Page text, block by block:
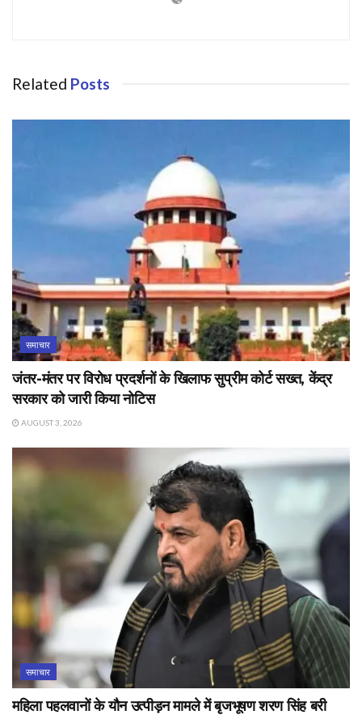
Related Posts
समाचार
जंतर-मंतर पर विरोध प्रदर्शनों के खिलाफ सुप्रीम कोर्ट सख्त, केंद्र
सरकार को जारी किया नोटिस
AUGUST 3, 2026
समाचार
महिला पहलवानों के यौन उत्पीड़न मामले में बृजभूषण शरण सिंह बरी